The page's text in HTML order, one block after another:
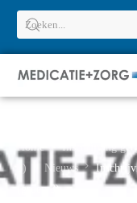
Home
Inschrijving
3)
Nieuws
(groep 3)